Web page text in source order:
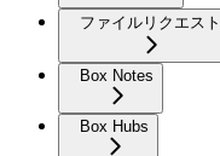
ファイルリクエスト
Box Notes
Box Hubs